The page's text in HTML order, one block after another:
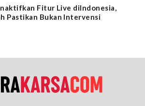
Fitur Live diIndonesia,
Pastikan Bukan Intervensi